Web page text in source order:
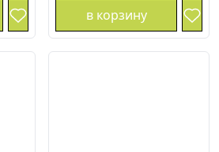
в корзину